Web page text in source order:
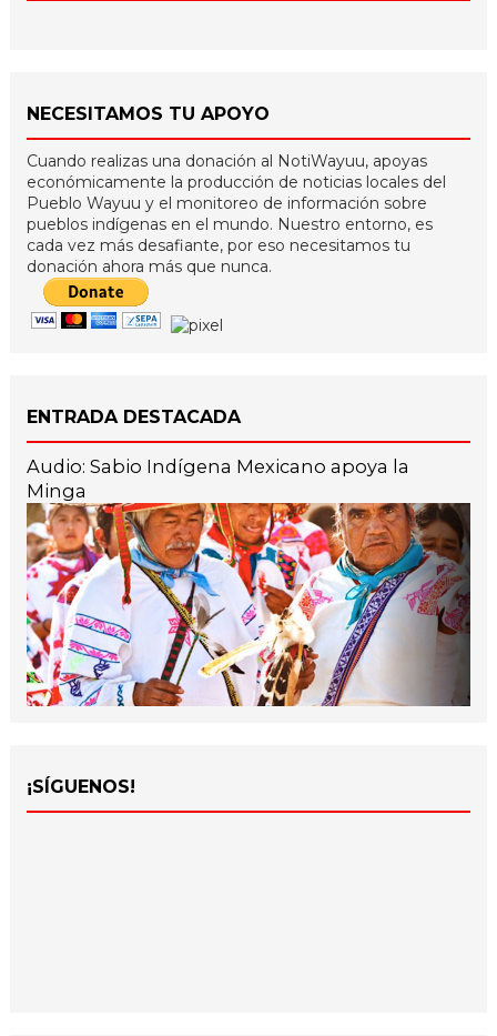
NECESITAMOS TU APOYO
Cuando realizas una donación al NotiWayuu, apoyas
económicamente la producción de noticias locales del
Pueblo Wayuu y el monitoreo de información sobre
pueblos indígenas en el mundo. Nuestro entorno, es
cada vez más desafiante, por eso necesitamos tu
donación ahora más que nunca.
ENTRADA DESTACADA
Audio: Sabio Indígena Mexicano apoya la
Minga
¡SÍGUENOS!